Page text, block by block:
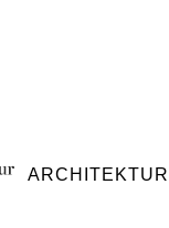
ARCHITEKTUR